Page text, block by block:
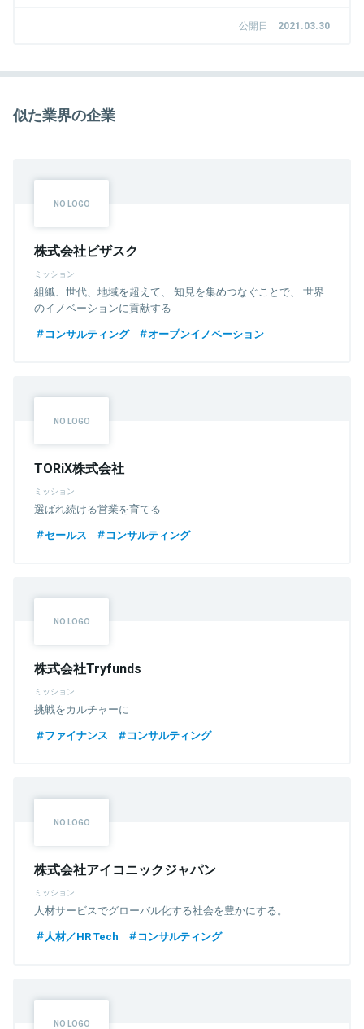
公開日 2021.03.30
似た業界の企業
株式会社ビザスク
ミッション
組織、世代、地域を超えて、 知見を集めつなぐことで、 世界
のイノベーションに貢献する
コンサルティング
オープンイノベーション
TORiX株式会社
ミッション
選ばれ続ける営業を育てる
セールス
コンサルティング
株式会社Tryfunds
ミッション
挑戦をカルチャーに
ファイナンス
コンサルティング
株式会社アイコニックジャパン
ミッション
人材サービスでグローバル化する社会を豊かにする。
人材／HR Tech
コンサルティング